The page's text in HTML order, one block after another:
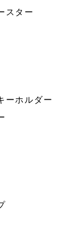
スター
ーホルダー